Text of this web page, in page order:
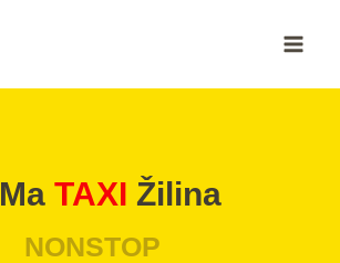
TAXI Žilina
NONSTOP